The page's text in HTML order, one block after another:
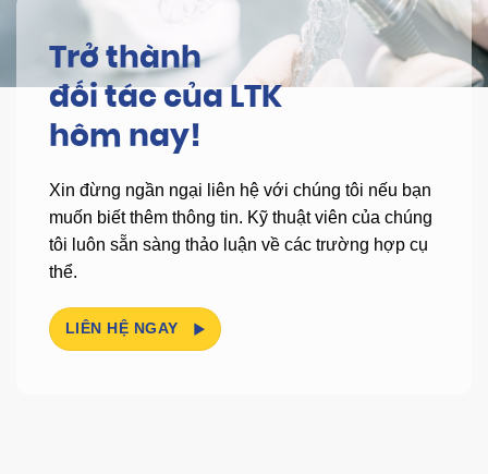
Trở thành
đối tác của LTK
hôm nay!
Xin đừng ngần ngại liên hệ với chúng tôi nếu bạn
muốn biết thêm thông tin. Kỹ thuật viên của chúng
tôi luôn sẵn sàng thảo luận về các trường hợp cụ
thể.
LIÊN HỆ NGAY